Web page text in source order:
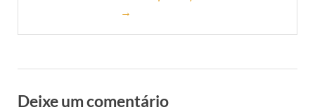
→
Deixe um comentário